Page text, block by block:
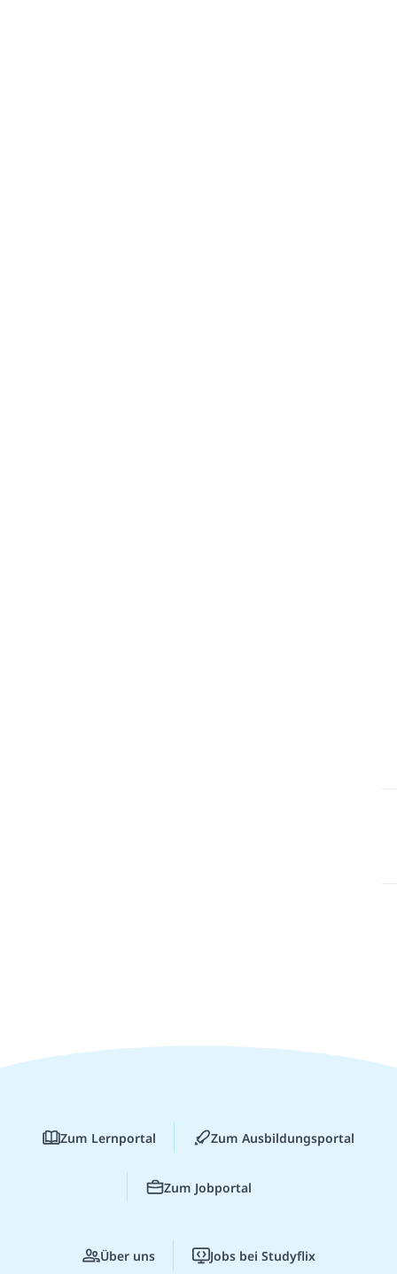
Zum Lernportal Zum Ausbildungsportal
Zum Jobportal
Über uns Jobs bei Studyflix